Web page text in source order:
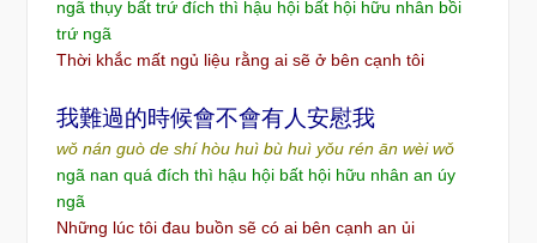
ngã thụy bất trứ đích thì hậu hội bất hội hữu nhân bồi
trứ ngã
Thời khắc mất ngủ liệu rằng ai sẽ ở bên cạnh tôi
我難過的時候會不會有人安慰我
wǒ nán guò de shí hòu huì bù huì yǒu rén ān wèi wǒ
ngã nan quá đích thì hậu hội bất hội hữu nhân an úy
ngã
Những lúc tôi đau buồn sẽ có ai bên cạnh an ủi